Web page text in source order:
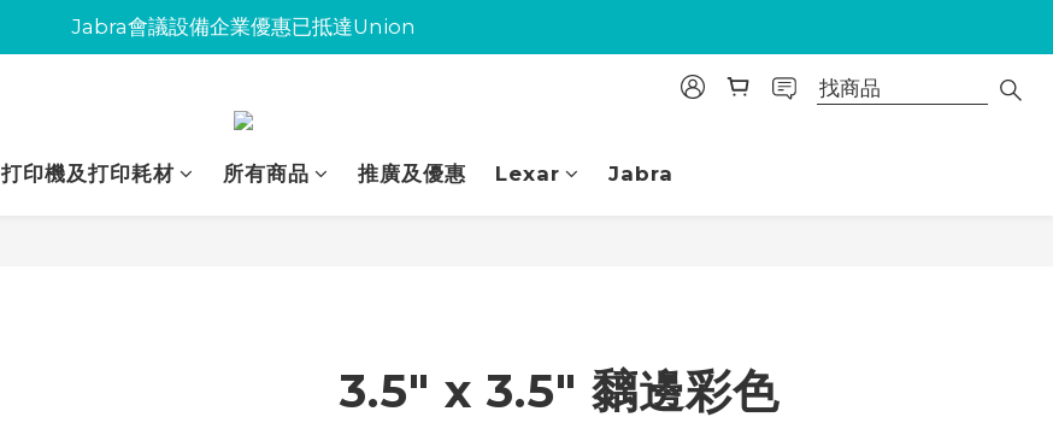
Jabra會議設備企業優惠已抵達Union
Jabra會議設備企業優惠已抵達Union
Jabra會議設備企業優惠已抵達Union
打印機及打印耗材 所有商品 推廣及優惠 Lexar Jabra
3.5" x 3.5" 黐邊彩色